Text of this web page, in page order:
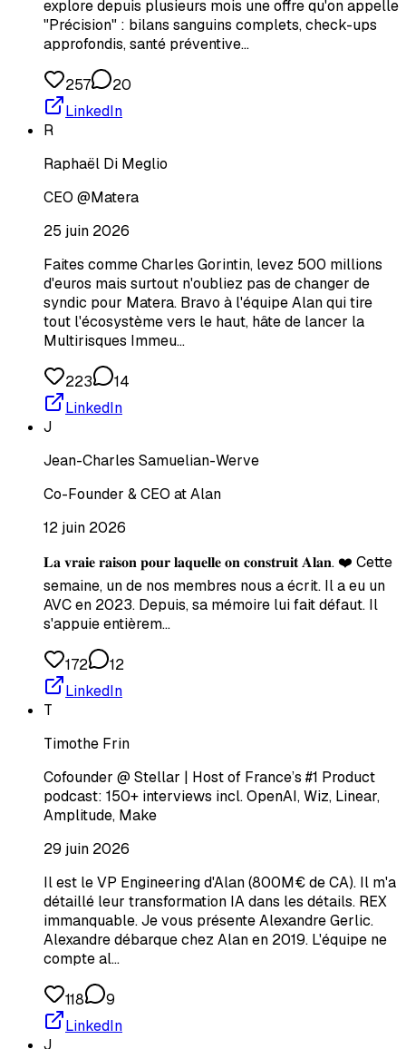
explore depuis plusieurs mois une offre qu'on appelle
"Précision" : bilans sanguins complets, check-ups
approfondis, santé préventive…
257
20
LinkedIn
R
Raphaël Di Meglio
CEO @Matera
25 juin 2026
Faites comme Charles Gorintin, levez 500 millions
d'euros mais surtout n'oubliez pas de changer de
syndic pour Matera. Bravo à l'équipe Alan qui tire
tout l'écosystème vers le haut, hâte de lancer la
Multirisques Immeu…
223
14
LinkedIn
J
Jean-Charles Samuelian-Werve
Co-Founder & CEO at Alan
12 juin 2026
𝐋𝐚 𝐯𝐫𝐚𝐢𝐞 𝐫𝐚𝐢𝐬𝐨𝐧 𝐩𝐨𝐮𝐫 𝐥𝐚𝐪𝐮𝐞𝐥𝐥𝐞 𝐨𝐧 𝐜𝐨𝐧𝐬𝐭𝐫𝐮𝐢𝐭 𝐀𝐥𝐚𝐧. ❤️ Cette
semaine, un de nos membres nous a écrit. Il a eu un
AVC en 2023. Depuis, sa mémoire lui fait défaut. Il
s'appuie entièrem…
172
12
LinkedIn
T
Timothe Frin
Cofounder @ Stellar | Host of France’s #1 Product
podcast: 150+ interviews incl. OpenAI, Wiz, Linear,
Amplitude, Make
29 juin 2026
Il est le VP Engineering d'Alan (800M€ de CA). Il m'a
détaillé leur transformation IA dans les détails. REX
immanquable. Je vous présente Alexandre Gerlic.
Alexandre débarque chez Alan en 2019. L'équipe ne
compte al…
118
9
LinkedIn
J